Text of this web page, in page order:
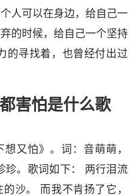
人可以在身边，给自己一
的时候，给自己一个坚持
的寻找着，也曾经付出过
害怕是什么歌
想又怕》。词：音萌萌，
珍。歌词如下： 两行泪流
沙。 而我不肯扬了它，